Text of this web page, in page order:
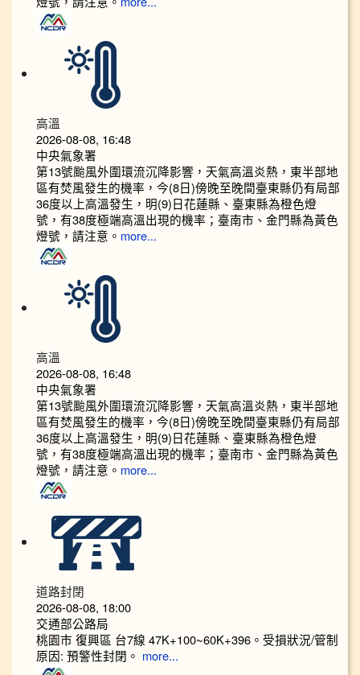
高溫
2026-08-08, 16:48
中央氣象署
第13號颱風外圍環流沉降影響，天氣高溫炎熱，東半部地
區有焚風發生的機率，今(8日)傍晚至晚間臺東縣仍有局部
36度以上高溫發生，明(9)日花蓮縣、臺東縣為橙色燈
號，有38度極端高溫出現的機率；臺南市、金門縣為黃色
燈號，請注意。 more...
高溫
2026-08-08, 16:48
中央氣象署
第13號颱風外圍環流沉降影響，天氣高溫炎熱，東半部地
區有焚風發生的機率，今(8日)傍晚至晚間臺東縣仍有局部
36度以上高溫發生，明(9)日花蓮縣、臺東縣為橙色燈
號，有38度極端高溫出現的機率；臺南市、金門縣為黃色
燈號，請注意。 more...
道路封閉
2026-08-08, 18:00
交通部公路局
桃園市 復興區 台7線 47K+100~60K+396。受損狀況/管制
原因: 預警性封閉。
more...